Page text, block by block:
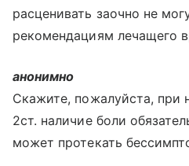
расценивать заочно не
рекомендациям лечащего
анонимно
Скажите, пожалуйста, при
2ст. наличие боли
может протекать